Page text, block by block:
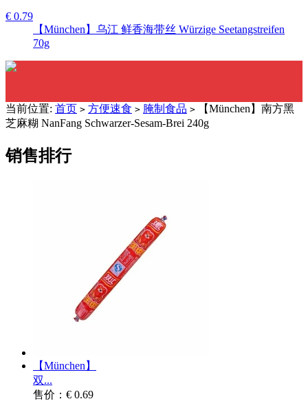
€ 0.79
【München】乌江 鲜香海带丝 Würzige Seetangstreifen
70g
当前位置: 首页 > 方便速食 > 腌制食品 > 【München】南方黑
芝麻糊 NanFang Schwarzer-Sesam-Brei 240g
销售排行
【München】
双...
售价：€ 0.69